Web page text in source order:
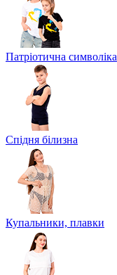
Патріотична символіка
Спідня білизна
Купальники, плавки